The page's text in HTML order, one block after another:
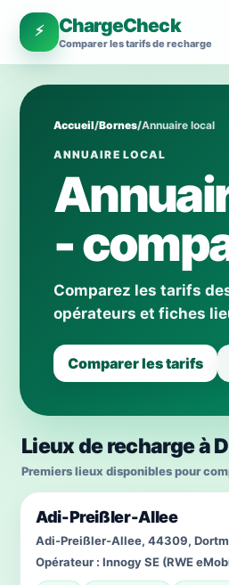
⚡ ChargeCheck
Comparer les tarifs de recharge
Accueil/Bornes/Annuaire local
ANNUAIRE LOCAL
-
Comparez les tarifs
opérateurs et fiches
Comparer les tarifs
Lieux de recharge à
Premiers lieux disponibles pour
Adi-Preißler-Allee
Adi-Preißler-Allee, 44309,
Opérateur : Innogy SE (RWE